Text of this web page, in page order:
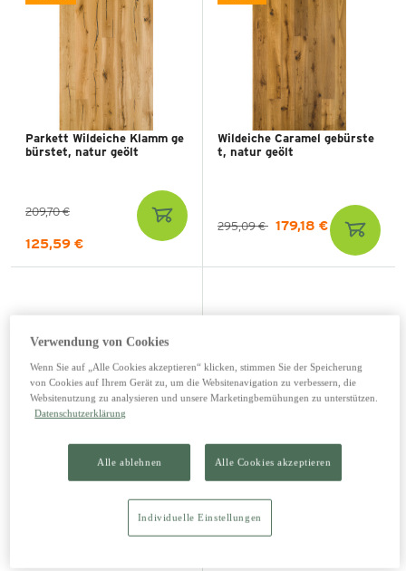
Parkett Wildeiche Klamm ge
bürstet, natur geölt
209,70 €
125,59 €
Wildeiche Caramel gebürste
t, natur geölt
295,09 € 179,18 €
Giesskanne für Kinder 1 l Bl
Giesskanne für Kinder 1 l Pi
3,39 €
Verwendung von Cookies
Wenn Sie auf „Alle Cookies akzeptieren“ klicken, stimmen Sie der Speicherung
von Cookies auf Ihrem Gerät zu, um die Websitenavigation zu verbessern, die
Websitenutzung zu analysieren und unsere Marketingbemühungen zu unterstützen.
Datenschutzerklärung
Alle ablehnen Alle Cookies akzeptieren
Individuelle Einstellungen